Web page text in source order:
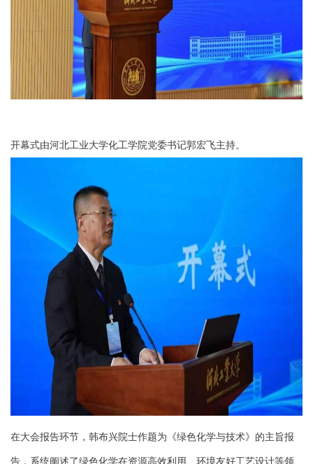
开幕式由河北工业大学化工学院党委书记郭宏飞主持。
在大会报告环节，韩布兴院士作题为《绿色化学与技术》的主旨报
告，系统阐述了绿色化学在资源高效利用、环境友好工艺设计等领